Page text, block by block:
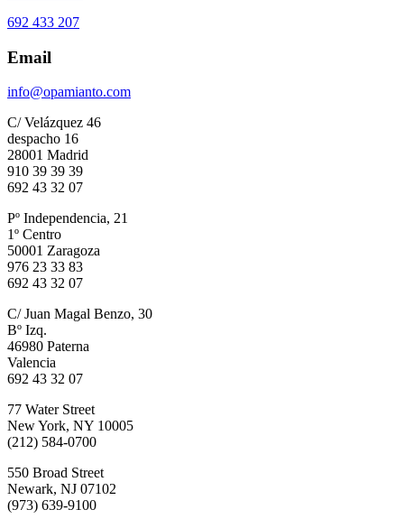
692 433 207
Email
info@opamianto.com
C/ Velázquez 46
despacho 16
28001 Madrid
910 39 39 39
692 43 32 07
Pº Independencia, 21
1º Centro
50001 Zaragoza
976 23 33 83
692 43 32 07
C/ Juan Magal Benzo, 30
Bº Izq.
46980 Paterna
Valencia
692 43 32 07
77 Water Street
New York, NY 10005
(212) 584-0700
550 Broad Street
Newark, NJ 07102
(973) 639-9100